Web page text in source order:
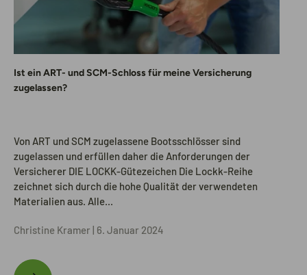
Ist ein ART- und SCM-Schloss für meine Versicherung
zugelassen?
Von ART und SCM zugelassene Bootsschlösser sind
zugelassen und erfüllen daher die Anforderungen der
Versicherer DIE LOCKK-Gütezeichen Die Lockk-Reihe
zeichnet sich durch die hohe Qualität der verwendeten
Materialien aus. Alle...
Christine Kramer | 6. Januar 2024